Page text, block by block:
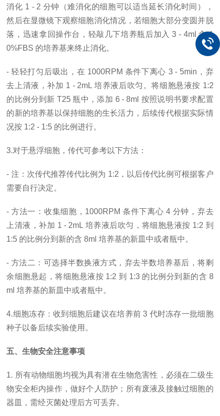
消化 1 - 2 分钟（难消化的细胞可以适当延长消化时间），
然后在显微镜下观察细胞消化情况，若细胞大部分变圆并脱
落，迅速拿回操作台，轻敲几下培养瓶后加入 3 - 4ml 含 1
0%FBS 的培养基来终止消化。
- 轻轻打匀后吸出，在 1000RPM 条件下离心 3 - 5min，弃
去上清液，补加 1 - 2mL 培养液后吹匀。将细胞悬液按 1:2
的比例分到新 T25 瓶中，添加 6 - 8ml 按照说明书要求配置
的新的培养基以保持细胞的生长活力，后续传代根据实际情
况按 1:2 - 1:5 的比例进行。
3.对于悬浮细胞，传代可参考以下方法：
- 注：次传代推荐传代比例为 1:2，以后传代比例可根据客户
需要自行决定。
- 方法一：收集细胞，1000RPM 条件下离心 4 分钟，弃去
上清液，补加 1 - 2mL 培养液后吹匀，将细胞悬液按 1:2 到
1:5 的比例分到新的含 8ml 培养基的新皿中或者瓶中。
- 方法二：可选择半数换液方式，弃去半数培养基后，将剩
余细胞悬起，将细胞悬液按 1:2 到 1:3 的比例分到新的含 8
ml 培养基的新皿中或者瓶中。
4.细胞冻存：收到细胞后建议在培养前 3 代时冻存一批细胞
种子以备后续实验使用。
五、生物安全注意事项
1. 所有动物细胞均视为具有潜在生物危害性，必须在二级生
物安全柜内操作，做好个人防护；所有废液及接触过细胞的
器皿，需经灭菌处理后方可丢弃。